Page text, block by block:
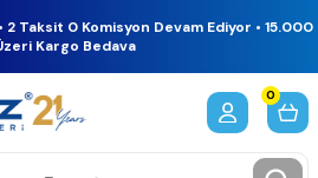
Taksit 0 Komisyon Devam Ediyor • 15.000
Kargo Bedava
0